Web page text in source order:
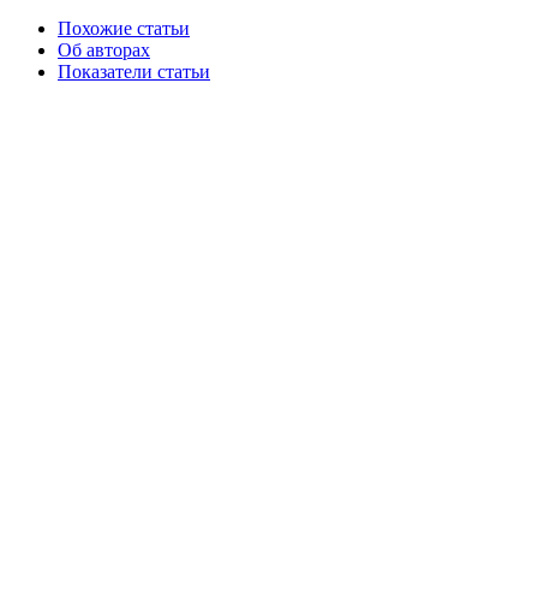
Похожие статьи
Об авторах
Показатели статьи